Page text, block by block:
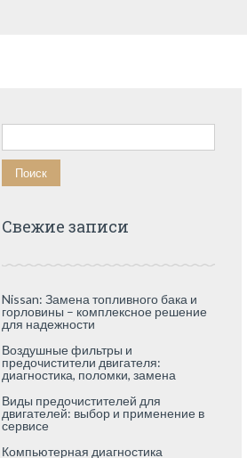
Найти:
Свежие записи
Nissan: Замена топливного бака и
горловины – комплексное решение
для надежности
Воздушные фильтры и
предочистители двигателя:
диагностика, поломки, замена
Виды предочистителей для
двигателей: выбор и применение в
сервисе
Компьютерная диагностика